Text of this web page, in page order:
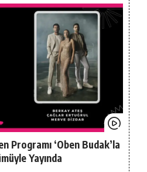
Programı ‘Oben Budak’la
Yayında